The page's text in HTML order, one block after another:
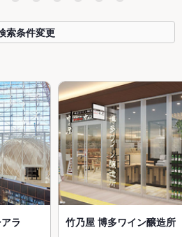
索条件変更
ラ 竹乃屋 博多ワイン醸造所